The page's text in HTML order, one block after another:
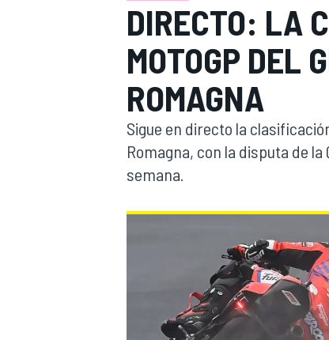
WEC
DIRECTO: LA
MOTOGP DEL
ROMAGNA
Sigue en directo la
Romagna, con la disputa de la
semana.